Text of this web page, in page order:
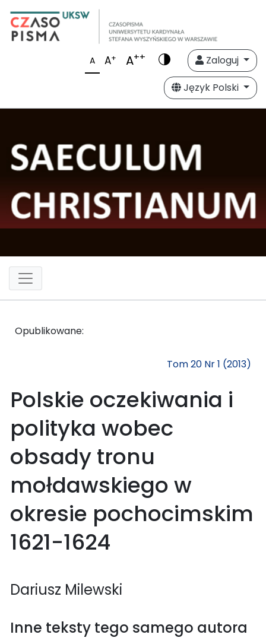
A A+ A++
Zaloguj
Język Polski
Opublikowane:
Tom 20 Nr 1 (2013)
Polskie oczekiwania i
polityka wobec
obsady tronu
mołdawskiego w
okresie pochocimskim
1621-1624
Dariusz Milewski
Inne teksty tego samego autora